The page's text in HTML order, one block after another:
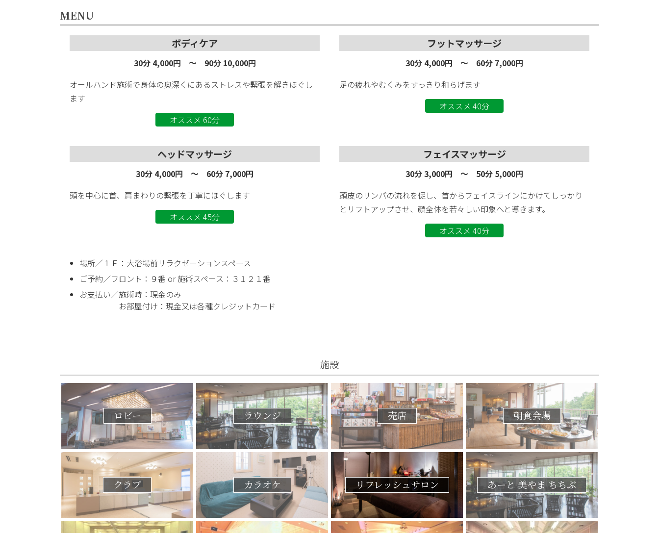
MENU
ボディケア
30分 4,000円 ～ 90分 10,000円
オールハンド施術で身体の奥深くにあるストレスや緊張を解きほぐし
ます
オススメ 60分
フットマッサージ
30分 4,000円 ～ 60分 7,000円
足の疲れやむくみをすっきり和らげます
オススメ 40分
ヘッドマッサージ
30分 4,000円 ～ 60分 7,000円
頭を中心に首、肩まわりの緊張を丁寧にほぐします
オススメ 45分
フェイスマッサージ
30分 3,000円 ～ 50分 5,000円
頭皮のリンパの流れを促し、首からフェイスラインにかけてしっかり
とリフトアップさせ、顔全体を若々しい印象へと導きます。
オススメ 40分
場所／１Ｆ：大浴場前リラクゼーションスペース
ご予約／フロント：９番 or 施術スペース：３１２１番
お支払い／施術時：現金のみ
お部屋付け：現金又は各種クレジットカード
施設
ロビー ラウンジ 売店 朝食会場
クラブ カラオケ リフレッシュサロン あーと 美やま ちちぶ